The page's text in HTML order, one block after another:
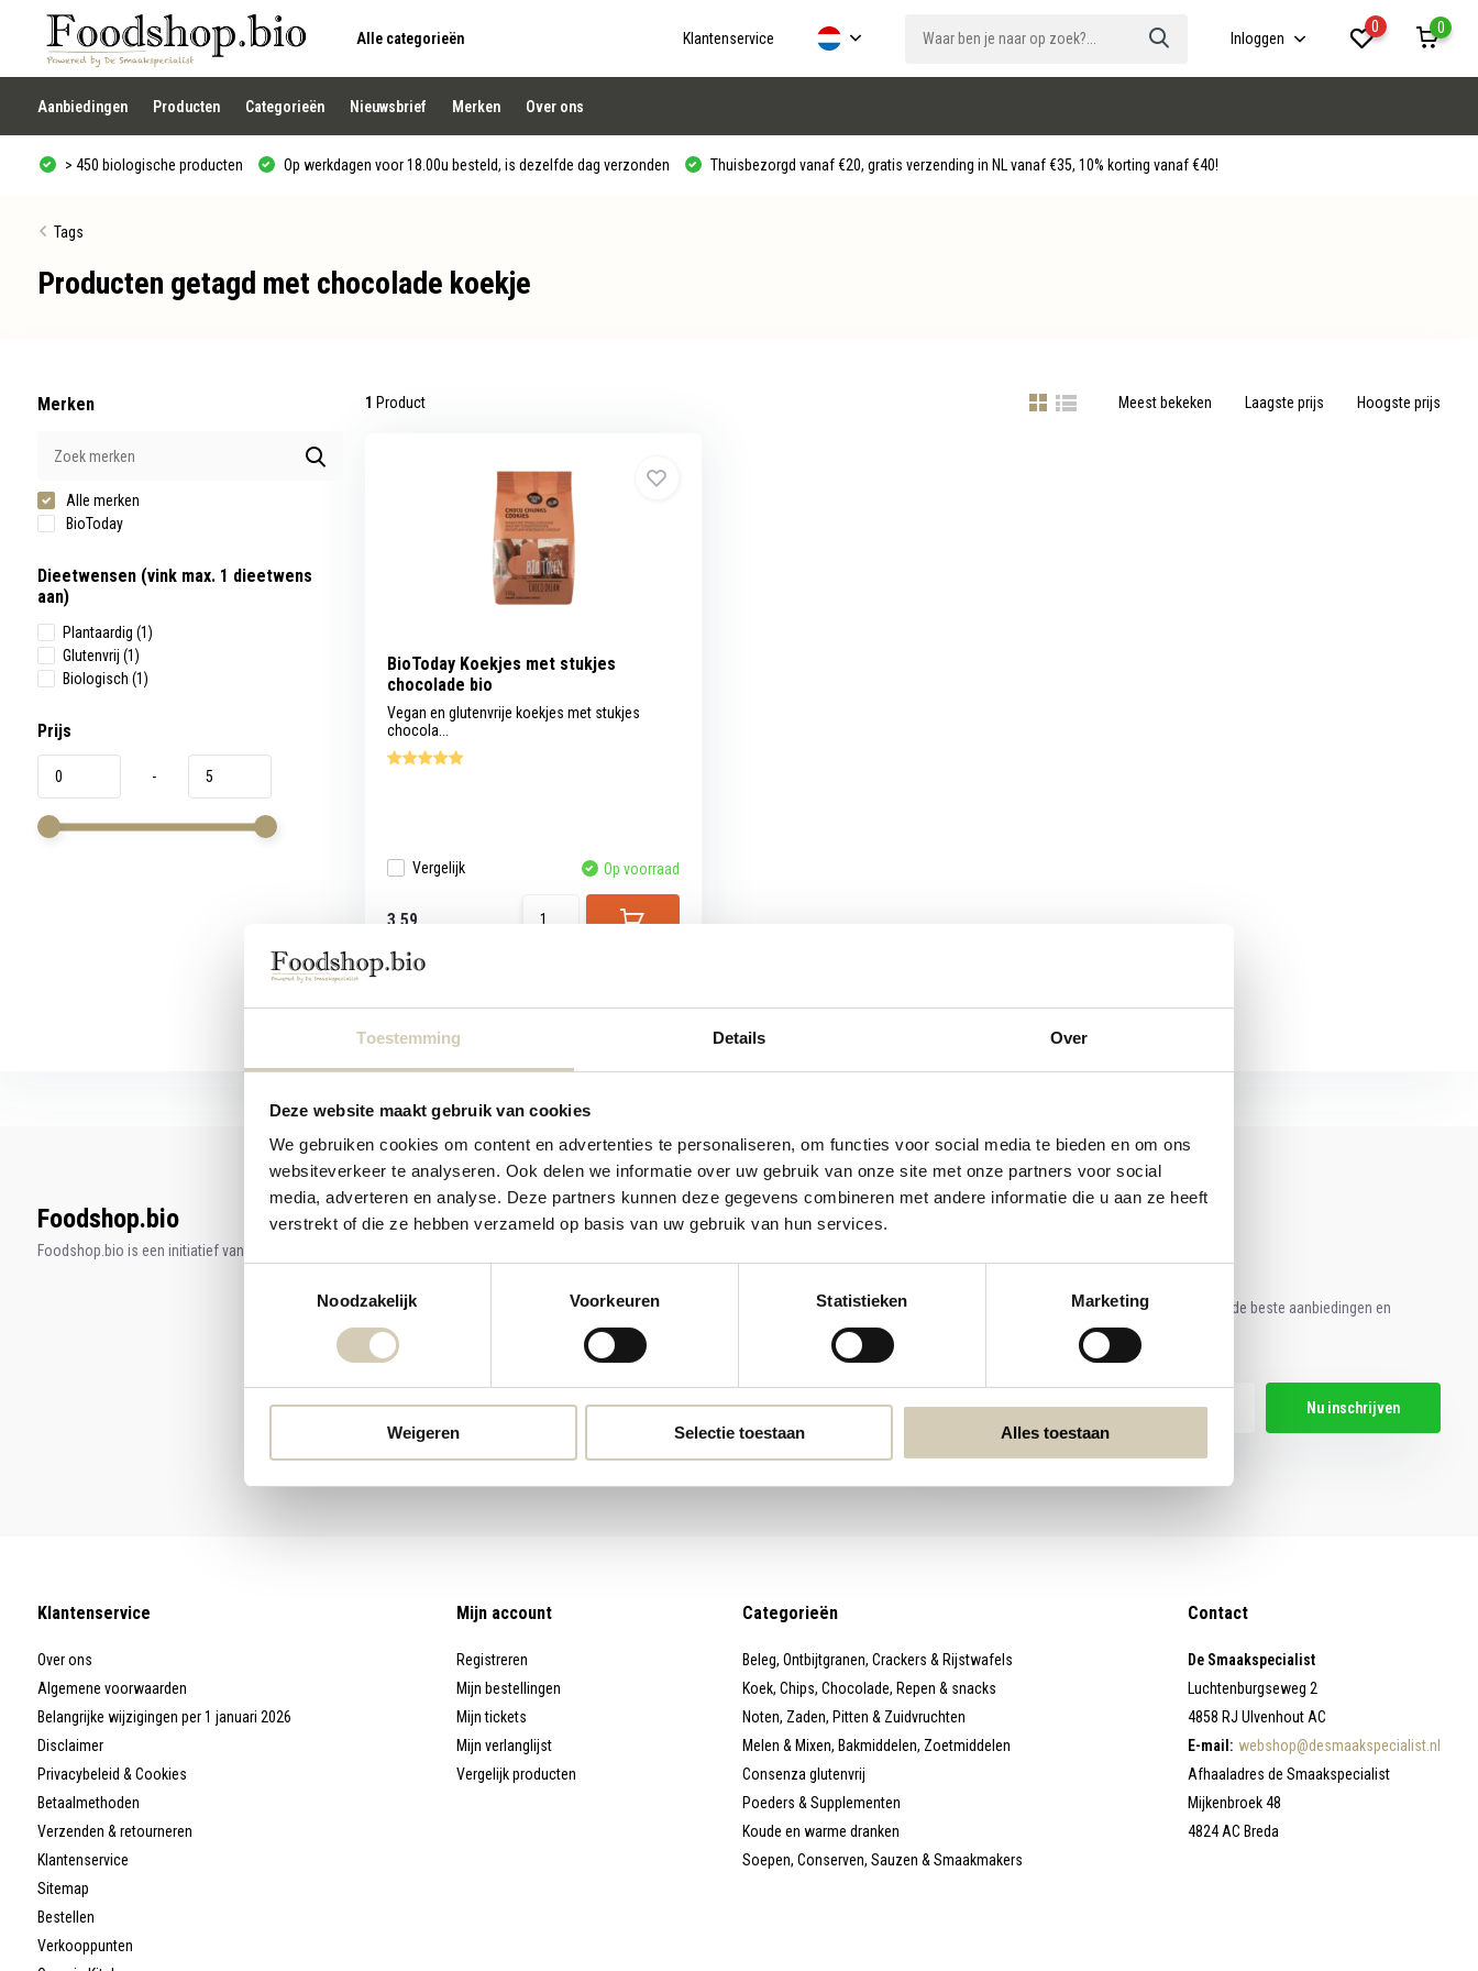
Toestemming Details Over
Deze website maakt gebruik van cookies
We gebruiken cookies om content en advertenties te personaliseren, om functies voor social media te bieden en om ons
websiteverkeer te analyseren. Ook delen we informatie over uw gebruik van onze site met onze partners voor social
media, adverteren en analyse. Deze partners kunnen deze gegevens combineren met andere informatie die u aan ze heeft
verstrekt of die ze hebben verzameld op basis van uw gebruik van hun services.
Noodzakelijk
Voorkeuren Statistieken Marketing
Weigeren Selectie toestaan Alles toestaan
Alle categorieën Klantenservice Inloggen
0
0
Gebruik
de
pijltjes
op
en
neer
een
te
selecteren.
op
Enter
te
gaan.
met
werkt,
kunt
u
en
swipetekens
gebruiken.
Aanbiedingen Producten Categorieën Nieuwsbrief Merken Over ons
> 450 biologische producten Op werkdagen voor 18.00u besteld, is dezelfde dag verzonden Thuisbezorgd vanaf €20, gratis verzending in NL vanaf €35, 10% korting vanaf €40!
Tags
Producten getagd met chocolade koekje
Merken
Alle merken
BioToday
Dieetwensen (vink max. 1 dieetwens
aan)
Plantaardig (1)
Glutenvrij (1)
Biologisch (1)
Prijs
-
1 Product Meest bekeken Laagste prijs Hoogste prijs
BioToday Koekjes met stukjes
chocolade bio
Vegan en glutenvrije koekjes met stukjes
chocola...
Vergelijk Op voorraad
3,59
Foodshop.bio
Foodshop.bio is een initiatief van de Smaakspecialist
Contactgegevens
webshop@desmaakspecialist.nl
Meld je aan voor onze nieuwsbrief en ontvang de beste aanbiedingen en
Nu inschrijven
Klantenservice
Over ons
Algemene voorwaarden
Belangrijke wijzigingen per 1 januari 2026
Disclaimer
Privacybeleid & Cookies
Betaalmethoden
Verzenden & retourneren
Klantenservice
Sitemap
Bestellen
Verkooppunten
Mijn account
Registreren
Mijn bestellingen
Mijn tickets
Mijn verlanglijst
Vergelijk producten
Categorieën
Beleg, Ontbijtgranen, Crackers & Rijstwafels
Koek, Chips, Chocolade, Repen & snacks
Noten, Zaden, Pitten & Zuidvruchten
Melen & Mixen, Bakmiddelen, Zoetmiddelen
Consenza glutenvrij
Poeders & Supplementen
Koude en warme dranken
Soepen, Conserven, Sauzen & Smaakmakers
Contact
De Smaakspecialist
Luchtenburgseweg 2
4858 RJ Ulvenhout AC
E-mail: webshop@desmaakspecialist.nl
Afhaaladres de Smaakspecialist
Mijkenbroek 48
4824 AC Breda